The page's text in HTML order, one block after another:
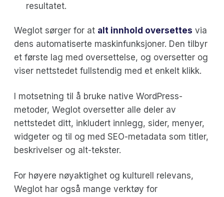
resultatet.
Weglot sørger for at alt innhold oversettes via
dens automatiserte maskinfunksjoner. Den tilbyr
et første lag med oversettelse, og oversetter og
viser nettstedet fullstendig med et enkelt klikk.
I motsetning til å bruke native WordPress-
metoder, Weglot oversetter alle deler av
nettstedet ditt, inkludert innlegg, sider, menyer,
widgeter og til og med SEO-metadata som titler,
beskrivelser og alt-tekster.
For høyere nøyaktighet og kulturell relevans,
Weglot har også mange verktøy for